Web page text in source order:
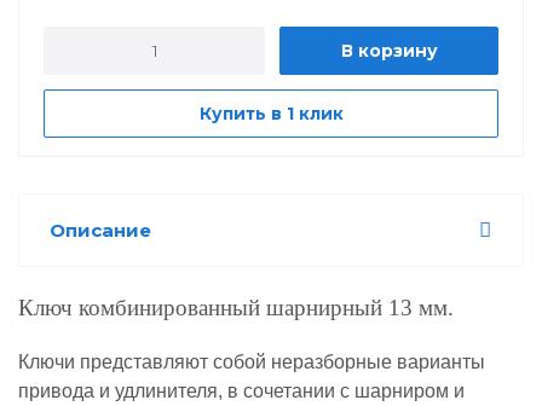
В корзину
Купить в 1 клик
Описание
Ключ комбинированный шарнирный 13 мм.
Ключи представляют собой неразборные варианты
привода и удлинителя, в сочетании с шарниром и